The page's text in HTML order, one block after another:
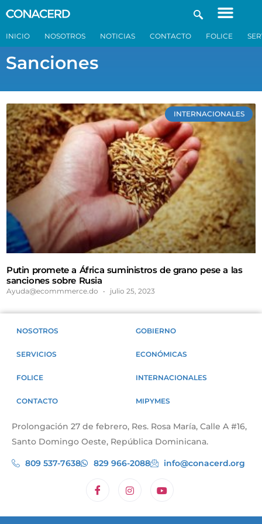
INICIO NOSOTROS NOTICIAS CONTACTO FOLICE
Sanciones
INTERNACIONALES
Putin promete a África suministros de grano pese a las
sanciones sobre Rusia
Ayuda@ecommmerce.do julio 25, 2023
NOSOTROS
SERVICIOS
FOLICE
CONTACTO
GOBIERNO
ECONÓMICAS
INTERNACIONALES
MIPYMES
Prolongación 27 de febrero, Res. Rosa María, Calle A #16,
Santo Domingo Oeste, República Dominicana.
809 537-7638 829 966-2088 info@conacerd.org